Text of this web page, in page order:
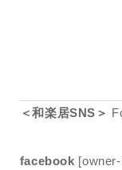
＜和楽居SNS＞
facebook [owner-